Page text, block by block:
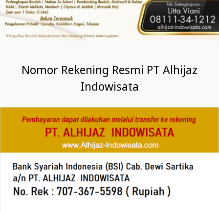
Nomor Rekening Resmi PT Alhijaz
Indowisata